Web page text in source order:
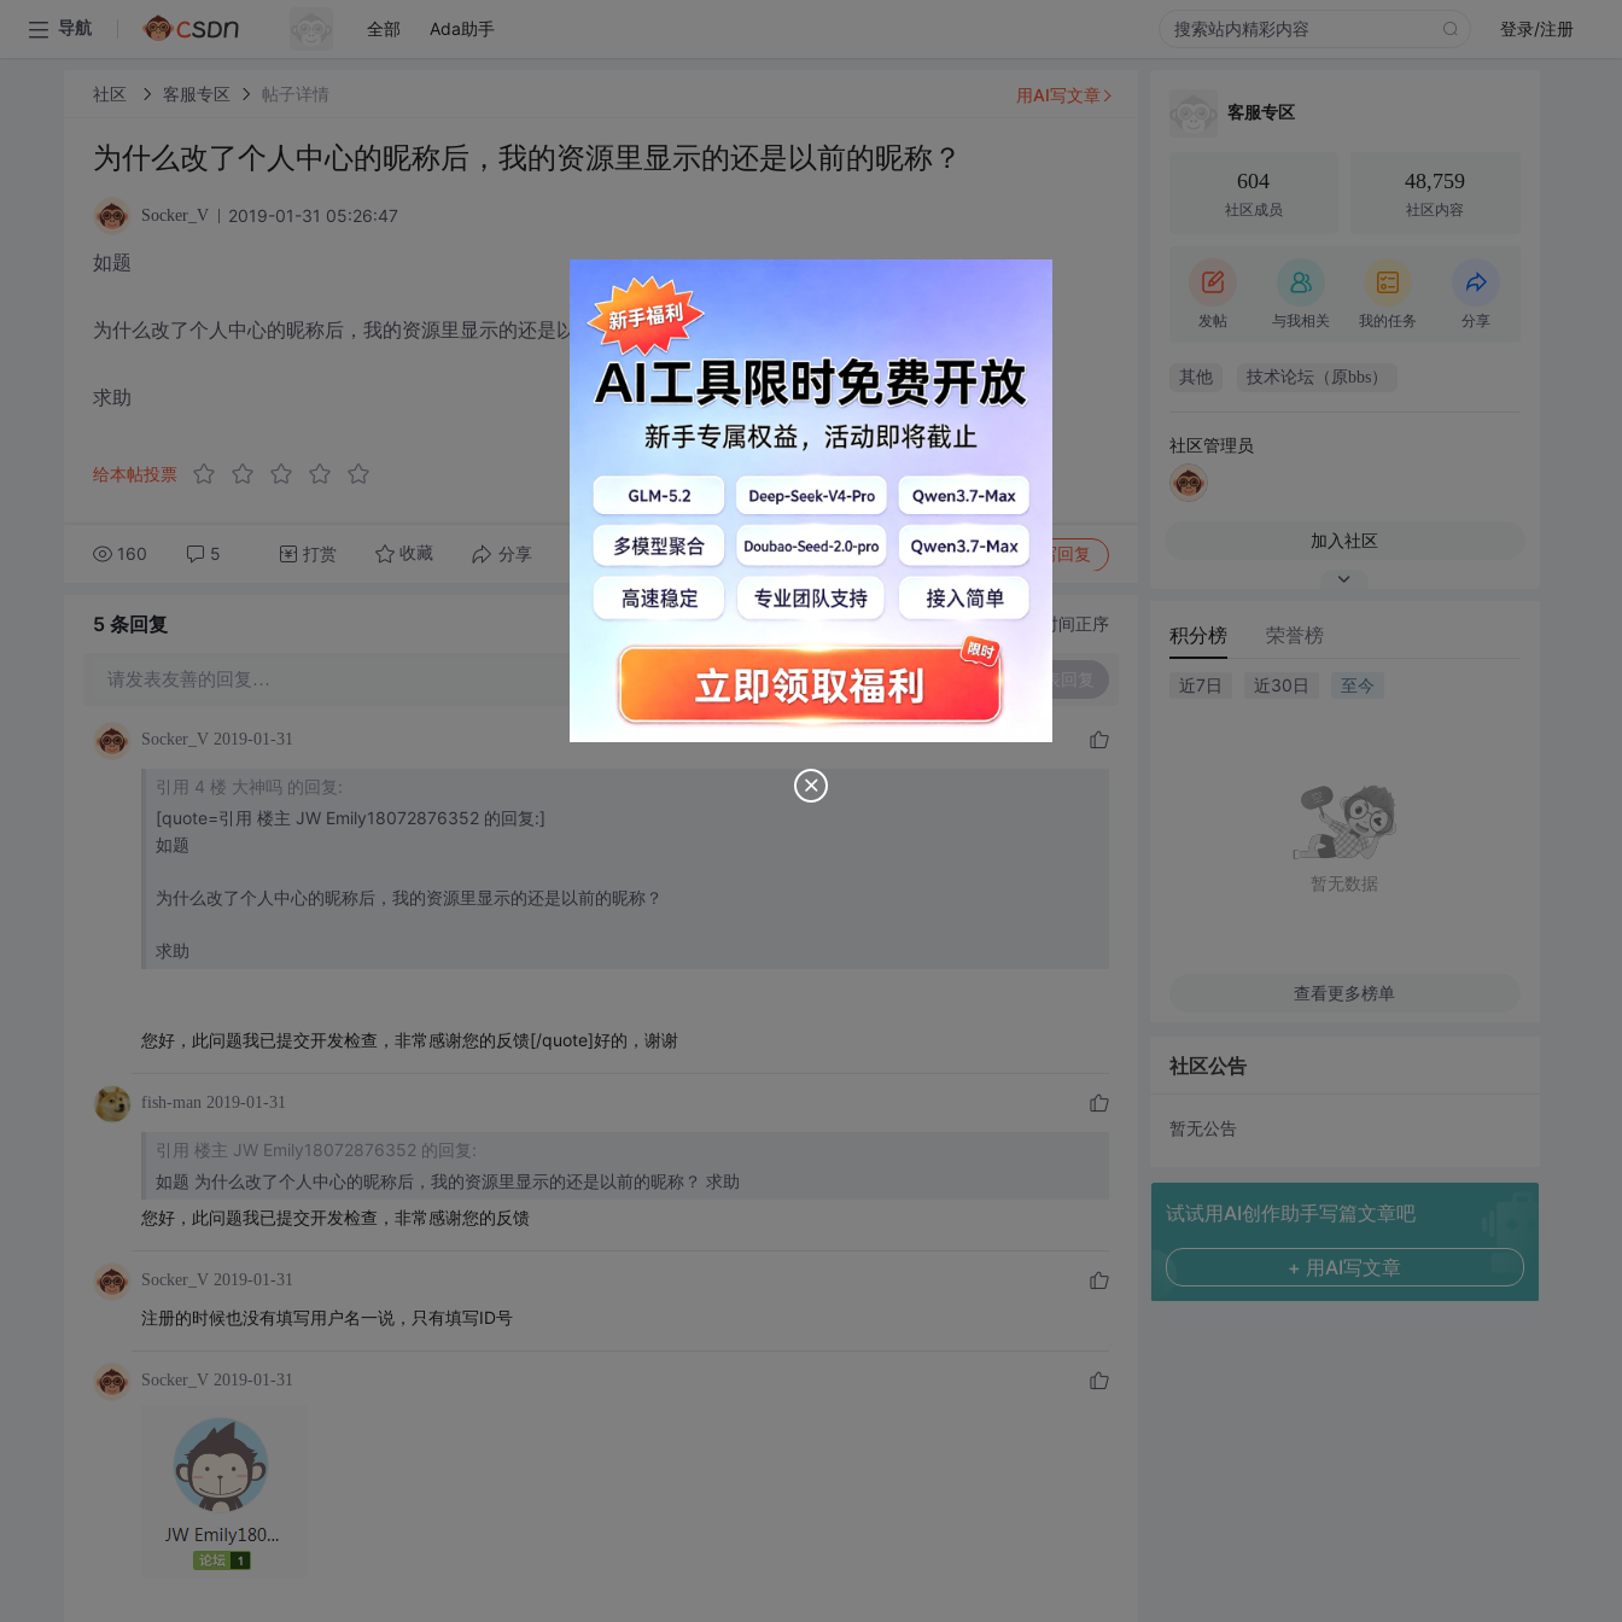
导航 全部 Ada助手 登录/注册
社区 客服专区 帖子详情
为什么改了个人中心的昵称后，我的资源里显示的还是以前的昵称？
Socker_V 2019-01-31 05:26:47
如题
为什么改了个人中心的昵称后，我的资源里显示的还是以前的昵称？
求助
给本帖投票
160 5 打赏 收藏 分享 转发到动态 举报 写回复
用AI写文章
5 条回复 切换为时间正序
请发表友善的回复…
Socker_V 2019-01-31
引用 4 楼 大神吗 的回复:
[quote=引用 楼主 JW Emily18072876352 的回复:]
如题
为什么改了个人中心的昵称后，我的资源里显示的还是以前的昵称？
求助
您好，此问题我已提交开发检查，非常感谢您的反馈[/quote]好的，谢谢
fish-man 2019-01-31
引用 楼主 JW Emily18072876352 的回复:
如题 为什么改了个人中心的昵称后，我的资源里显示的还是以前的昵称？ 求助
您好，此问题我已提交开发检查，非常感谢您的反馈
Socker_V 2019-01-31
注册的时候也没有填写用户名一说，只有填写ID号
Socker_V 2019-01-31
客服专区
604
社区成员
48,759
社区内容
发帖 与我相关 我的任务 分享
其他 技术论坛（原bbs）
社区管理员
加入社区
积分榜 荣誉榜
近7日 近30日 至今
暂无数据
查看更多榜单
社区公告
暂无公告
试试用AI创作助手写篇文章吧
+ 用AI写文章